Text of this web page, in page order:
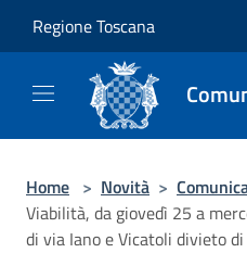
Regione Toscana
Home > Novità >
Viabilità, da giovedì 25 a
di via Iano e Vicatoli divieto